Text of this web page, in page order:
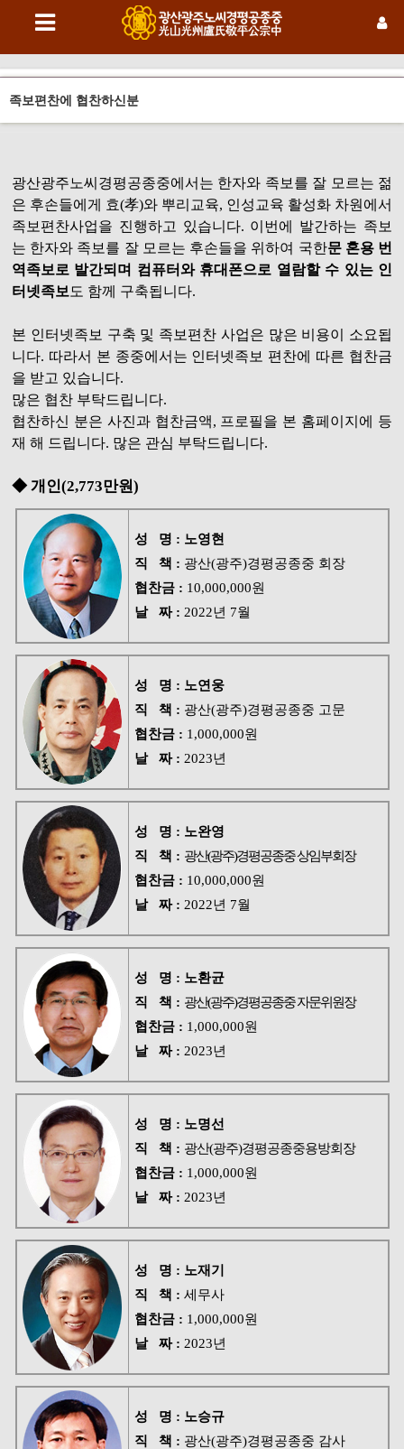
족보편찬에 협찬하신분
광산광주노씨경평공종중에서는 한자와 족보를 잘 모르는 젊
은 후손들에게 효(孝)와 뿌리교육, 인성교육 활성화 차원에서
족보편찬사업을 진행하고 있습니다. 이번에 발간하는 족보
는 한자와 족보를 잘 모르는 후손들을 위하여 국한문 혼용 번
역족보로 발간되며 컴퓨터와 휴대폰으로 열람할 수 있는 인
터넷족보 도 함께 구축됩니다.
본 인터넷족보 구축 및 족보편찬 사업은 많은 비용이 소요됩
니다. 따라서 본 종중에서는 인터넷족보 편찬에 따른 협찬금
을 받고 있습니다.
많은 협찬 부탁드립니다.
협찬하신 분은 사진과 협찬금액, 프로필을 본 홈페이지에 등
재 해 드립니다. 많은 관심 부탁드립니다.
◆ 개인(2,773만원)
성 명 : 노영현
직 책 : 광산(광주)경평공종중 회장
협찬금 : 10,000,000원
날 짜 : 2022년 7월
성 명 : 노연웅
직 책 : 광산(광주)경평공종중 고문
협찬금 : 1,000,000원
날 짜 : 2023년
성 명 : 노완영
직 책 : 광산(광주)경평공종중 상임부회장
협찬금 : 10,000,000원
날 짜 : 2022년 7월
성 명 : 노환균
직 책 : 광산(광주)경평공종중 자문위원장
협찬금 : 1,000,000원
날 짜 : 2023년
성 명 : 노명선
직 책 : 광산(광주)경평공종중용방회장
협찬금 : 1,000,000원
날 짜 : 2023년
성 명 : 노재기
직 책 : 세무사
협찬금 : 1,000,000원
날 짜 : 2023년
성 명 : 노승규
직 책 : 광산(광주)경평공종중 감사